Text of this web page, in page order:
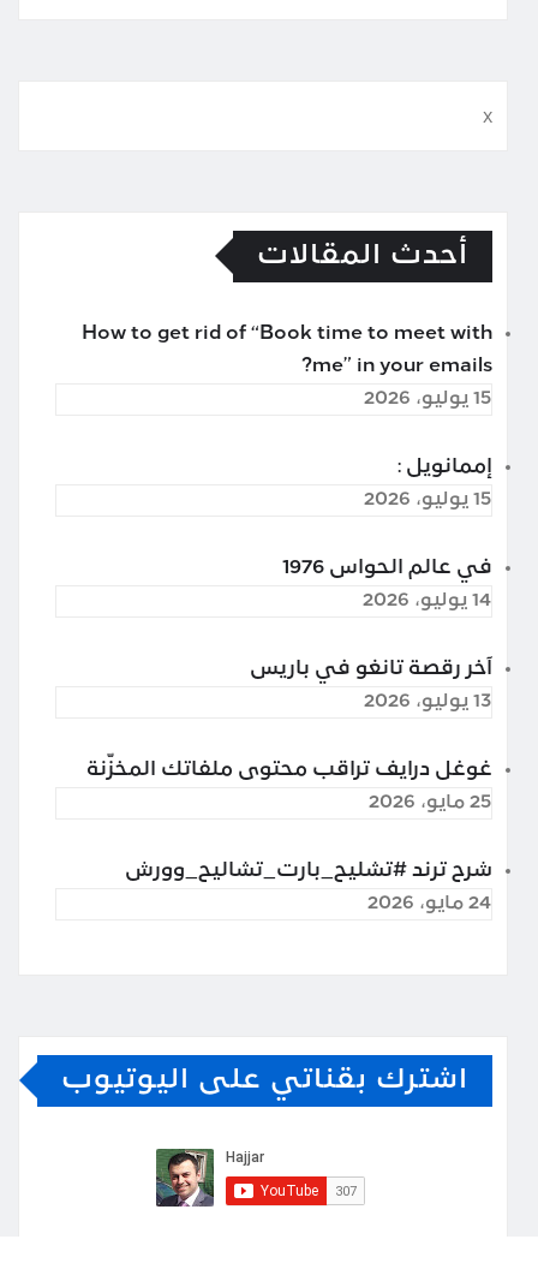
x
أحدث المقالات
How to get rid of “Book time to meet with
me” in your emails?
15 يوليو، 2026
إممانويل :
15 يوليو، 2026
في عالم الحواس 1976
14 يوليو، 2026
آخر رقصة تانغو في باريس
13 يوليو، 2026
غوغل درايف تراقب محتوى ملفاتك المخزّنة
25 مايو، 2026
شرح ترند #تشليح_بارت_تشاليح_وورش
24 مايو، 2026
اشترك بقناتي على اليوتيوب